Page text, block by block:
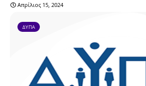
Απρίλιος 15, 2024
ΔΥΠΑ